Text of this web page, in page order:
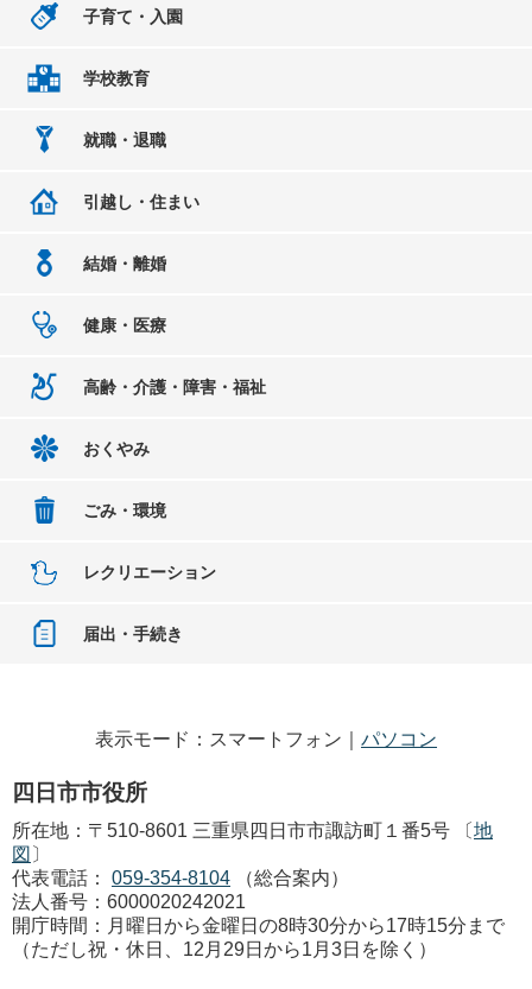
子育て・入園
学校教育
就職・退職
引越し・住まい
結婚・離婚
健康・医療
高齢・介護・障害・福祉
おくやみ
ごみ・環境
レクリエーション
届出・手続き
表示モード：スマートフォン｜ パソコン
四日市市役所
所在地：〒510-8601 三重県四日市市諏訪町１番5号 〔地
図 〕
代表電話：
059-354-8104
（総合案内）
法人番号：6000020242021
開庁時間：月曜日から金曜日の8時30分から17時15分まで
（ただし祝・休日、12月29日から1月3日を除く）